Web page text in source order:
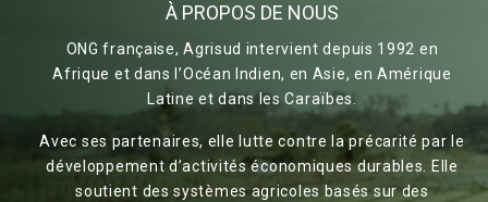
À PROPOS DE NOUS
ONG française, Agrisud intervient depuis 1992 en
Afrique et dans l’Océan Indien, en Asie, en Amérique
Latine et dans les Caraïbes.
Avec ses partenaires, elle lutte contre la précarité par le
développement d’activités économiques durables. Elle
soutient des systèmes agricoles basés sur des